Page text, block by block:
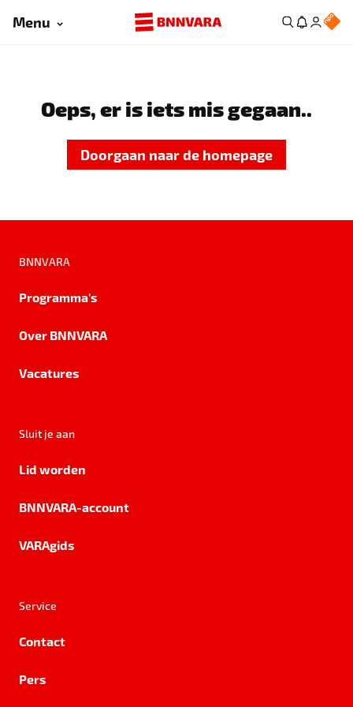
Menu
Oeps, er is iets mis gegaan..
Doorgaan naar de homepage
BNNVARA
Programma's
Over BNNVARA
Vacatures
Sluit je aan
Lid worden
BNNVARA-account
VARAgids
Service
Contact
Pers